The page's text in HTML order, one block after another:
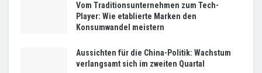
Vom Traditionsunternehmen zum Tech-
Player: Wie etablierte Marken den
Konsumwandel meistern
Aussichten für die China-Politik: Wachstum
verlangsamt sich im zweiten Quartal